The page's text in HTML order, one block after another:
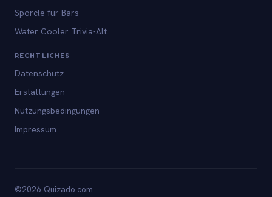
Sporcle für Bars
Water Cooler Trivia-Alt.
RECHTLICHES
Datenschutz
Erstattungen
Nutzungsbedingungen
Impressum
©2026 Quizado.com